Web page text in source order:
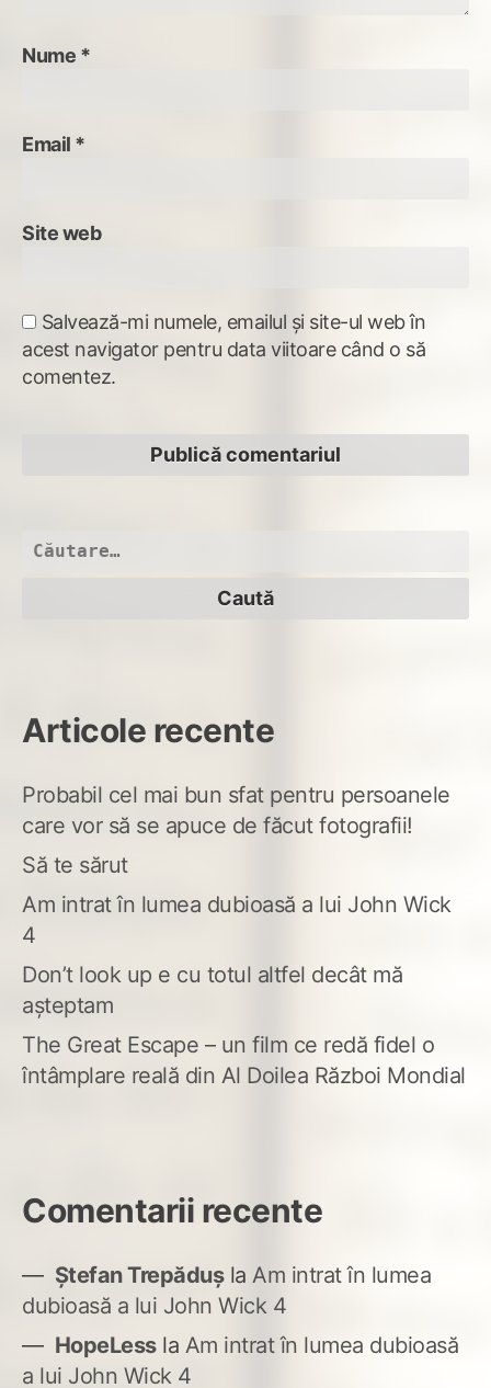
Nume *
Email *
Site web
Salvează-mi numele, emailul și site-ul web în
acest navigator pentru data viitoare când o să
comentez.
Caută
Articole recente
Probabil cel mai bun sfat pentru persoanele
care vor să se apuce de făcut fotografii!
Să te sărut
Am intrat în lumea dubioasă a lui John Wick
4
Don’t look up e cu totul altfel decât mă
așteptam
The Great Escape – un film ce redă fidel o
întâmplare reală din Al Doilea Război Mondial
Comentarii recente
Ștefan Trepădușla Am intrat în lumea
dubioasă a lui John Wick 4
HopeLessla Am intrat în lumea dubioasă
a lui John Wick 4